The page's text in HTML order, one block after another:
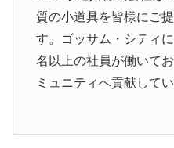
質の小道具を皆様にご
す。ゴッサム・シティ
名以上の社員が働いて
ミュニティへ貢献してい